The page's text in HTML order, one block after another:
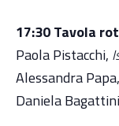
17:30 Tavola
Paola Pistacchi,
Alessandra Papa,
Daniela